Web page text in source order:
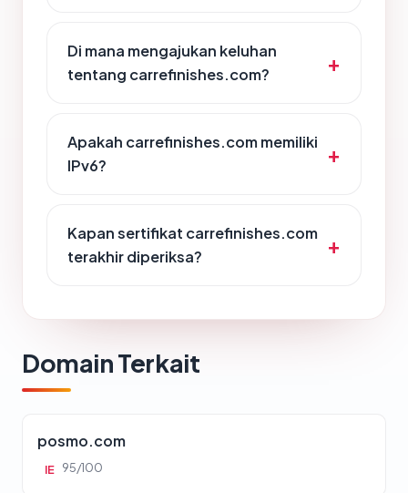
Di mana mengajukan keluhan
tentang carrefinishes.com?
Apakah carrefinishes.com memiliki
IPv6?
Kapan sertifikat carrefinishes.com
terakhir diperiksa?
Domain Terkait
posmo.com
IE 95/100